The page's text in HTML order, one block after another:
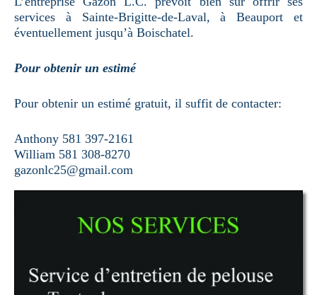
services à Sainte-Brigitte-de-Laval, à Beauport et
éventuellement jusqu’à Boischatel.
Pour obtenir un estimé
Pour obtenir un estimé gratuit, il suffit de contacter:
Anthony 581 397-2161
William 581 308-8270
gazonlc25@gmail.com